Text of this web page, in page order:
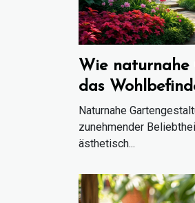
Wie naturnahe
das
Naturnahe
zunehmender
ästhetisch...